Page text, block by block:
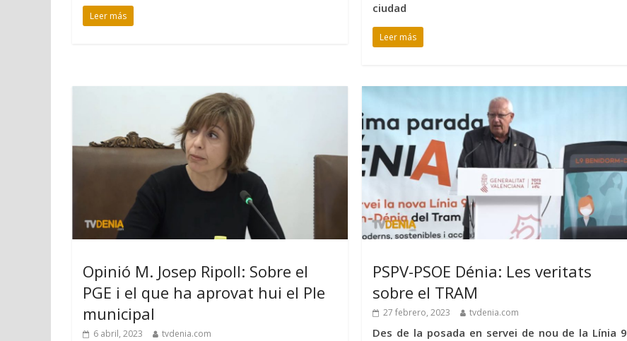
Leer más
ciudad
Leer más
Opinió M. Josep Ripoll: Sobre el
PGE i el que ha aprovat hui el Ple
municipal
6 abril, 2023 tvdenia.com
PSPV-PSOE Dénia: Les veritats
sobre el TRAM
27 febrero, 2023 tvdenia.com
Des de la posada en servei de nou de la Línia 9